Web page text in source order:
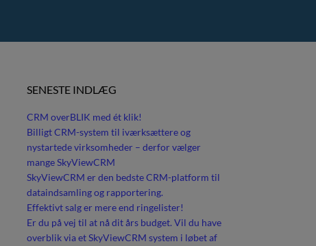
SENESTE INDLÆG
CRM overBLIK med ét klik!
Billigt CRM-system til iværksættere og
nystartede virksomheder – derfor vælger
mange SkyViewCRM
SkyViewCRM er den bedste CRM-platform til
dataindsamling og rapportering.
Effektivt salg er mere end ringelister!
Er du på vej til at nå dit års budget. Vil du have
overblik via et SkyViewCRM system i løbet af